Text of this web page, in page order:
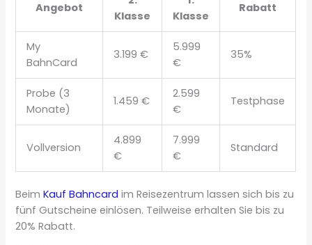
Angebot
Klasse
Klasse
Rabatt
My
BahnCard
3.199 €
5.999
€
35%
Probe (3
Monate)
1.459 €
2.599
€
Testphase
Vollversion
4.899
€
7.999
€
Standard
BeimKauf Bahncard im Reisezentrum lassen sich bis zu
fünf Gutscheine einlösen. Teilweise erhalten Sie bis zu
20% Rabatt.